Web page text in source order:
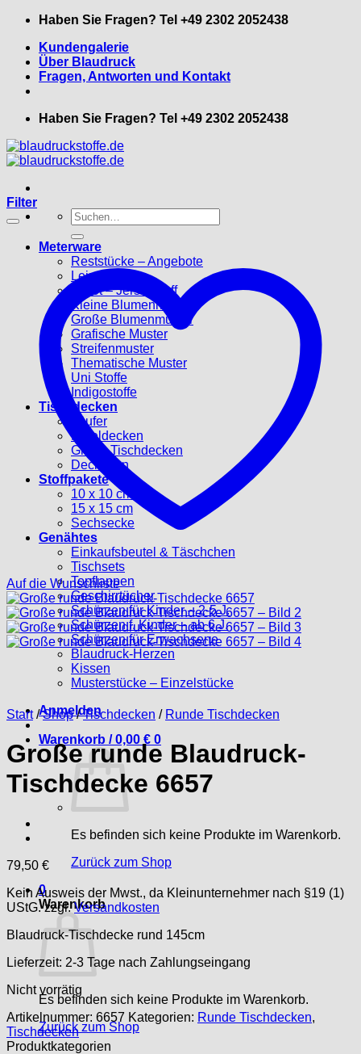
Zum
springen
Haben Sie Fragen? Tel +49 2302 2052438
Kundengalerie
Über Blaudruck
Fragen, Antworten und Kontakt
Haben Sie Fragen? Tel +49 2302 2052438
Suche
nach:
Meterware
Reststücke – Angebote
Leinenstoffe
Trikot – Jerseystoff
Kleine Blumenmuster
Große Blumenmuster
Grafische Muster
Streifenmuster
Thematische Muster
Uni Stoffe
Indigostoffe
Tischdecken
Läufer
Mitteldecken
Große Tischdecken
Deckchen
Stoffpakete
10 x 10 cm
15 x 15 cm
Sechsecke
Genähtes
Einkaufsbeutel & Täschchen
Tischsets
Topflappen
Geschirrtücher
Schürzen für Kinder – 2-5 J.
Schürzen f. Kinder – ab 6 J.
Schürzen für Erwachsene
Blaudruck-Herzen
Kissen
Musterstücke – Einzelstücke
Anmelden
Warenkorb /0,00 € 0
Es befinden sich keine Produkte im Warenkorb.
Zurück zum Shop
0
Warenkorb
Es befinden sich keine Produkte im Warenkorb.
Zurück zum Shop
Filter
Auf die Wunschliste
Start / Shop / Tischdecken / Runde Tischdecken
Große runde Blaudruck-
Tischdecke 6657
79,50 €
Kein Ausweis der Mwst., da Kleinunternehmer nach §19 (1)
UStG. zzgl.Versandkosten
Blaudruck-Tischdecke rund 145cm
Lieferzeit: 2-3 Tage nach Zahlungseingang
Nicht vorrätig
Artikelnummer: 6657 Kategorien: Runde Tischdecken,
Tischdecken
Produktkategorien